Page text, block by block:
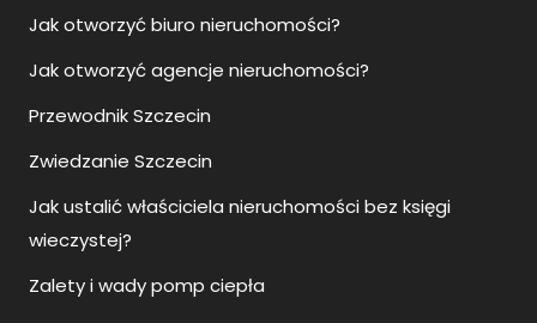
Jak otworzyć biuro nieruchomości?
Jak otworzyć agencje nieruchomości?
Przewodnik Szczecin
Zwiedzanie Szczecin
Jak ustalić właściciela nieruchomości bez księgi
wieczystej?
Zalety i wady pomp ciepła